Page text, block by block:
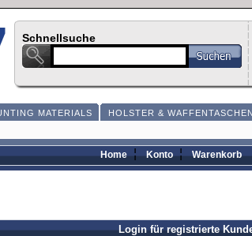
Schnellsuche
MATERIALS HOLSTER & WAFFENTASCHEN
Home¦Konto¦Warenkorb
Login für registrierte